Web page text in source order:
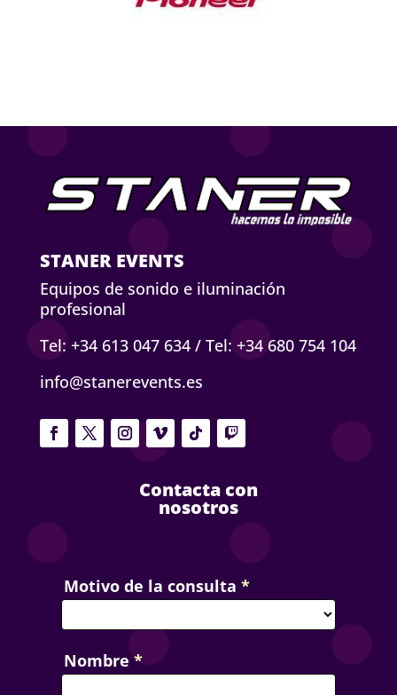
STANER EVENTS
Equipos de sonido e iluminación
profesional
Tel: +34 613 047 634/ Tel: +34 680 754 104
info@stanerevents.es
Contacta con
nosotros
Contact
Us
Motivo de la consulta *
Nombre *